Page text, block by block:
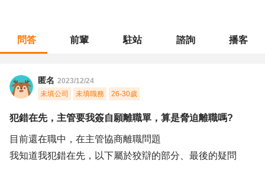
問答 前輩 駐站 諮詢 播客
匿名 2023/12/24
未填公司
未填職務 26-30歲
犯錯在先，主管要我簽自願離職單，算是脅迫離職嗎?
目前還在職中，在主管協商離職問題
我知道我犯錯在先，以下屬於狡辯的部分、最後的疑問